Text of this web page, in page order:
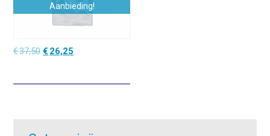
Aanbieding!
€37,50Oorspronkelijke
€37,50.
€ 26,25
€26,25.